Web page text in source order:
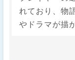
れており、物
やドラマが描